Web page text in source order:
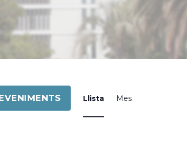
de
Llista Mes